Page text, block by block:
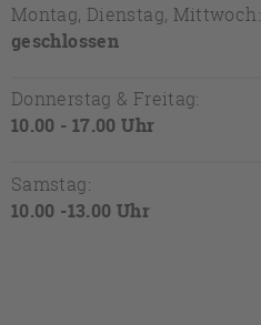
Montag, Dienstag, Mittwoch:
geschlossen
Donnerstag & Freitag:
10.00 - 17.00 Uhr
Samstag:
10.00 -13.00 Uhr